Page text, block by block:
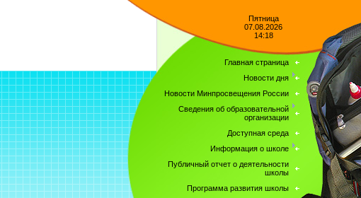
Пятница
07.08.2026
14:18
Главная страница
Новости дня
Новости Минпросвещения России
Сведения об образовательной
организации
Доступная среда
Информация о школе
Публичный отчет о деятельности
школы
Программа развития школы